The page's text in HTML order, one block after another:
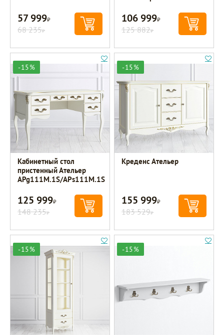
57 999Р
68 235Р
106 999Р
125 882Р
-15%
Кабинетный стол
пристенный Ательер
APg111M.1S/APs111M.1S
125 999Р
148 235Р
-15%
Креденс Ательер
155 999Р
183 529Р
-15% -15%